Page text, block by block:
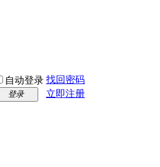
自动登录 找回密码
登录
立即注册